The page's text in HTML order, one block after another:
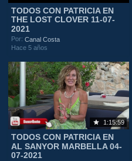
TODOS CON PATRICIA EN
THE LOST CLOVER 11-07-
2021
Por:Canal Costa
Hace 5 años
1:15:59
TODOS CON PATRICIA EN
AL SANYOR MARBELLA 04-
07-2021